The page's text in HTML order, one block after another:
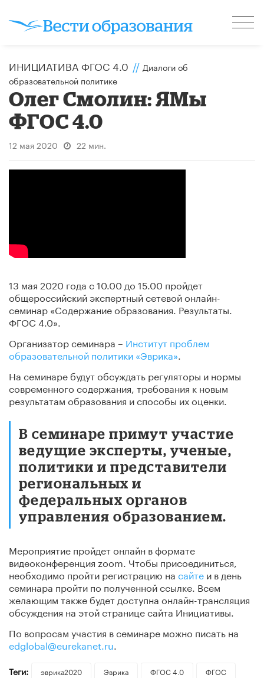
ИНИЦИАТИВА ФГОС 4.0 // Диалоги об
образовательной политике
Олег Смолин: ЯМы
ФГОС 4.0
12 мая 2020 22 мин.
13 мая 2020 года с 10.00 до 15.00 пройдет
общероссийский экспертный сетевой онлайн-
семинар «Содержание образования. Результаты.
ФГОС 4.0».
Организатор семинара – Институт проблем
образовательной политики «Эврика»
На семинаре будут обсуждать регуляторы и нормы
современного содержания, требования к новым
результатам образования и способы их оценки.
В семинаре примут участие
ведущие эксперты, ученые,
политики и представители
региональных и
федеральных органов
управления образованием.
Мероприятие пройдет онлайн в формате
видеоконференция zoom. Чтобы присоединиться,
необходимо пройти регистрацию на сайте и в день
семинара пройти по полученной ссылке. Всем
желающим также будет доступна онлайн-трансляция
обсуждения на этой странице сайта Инициативы.
По вопросам участия в семинаре можно писать на
edglobal@eurekanet.ru
Теги: эврика2020 Эврика ФГОС 4.0
ФГОС